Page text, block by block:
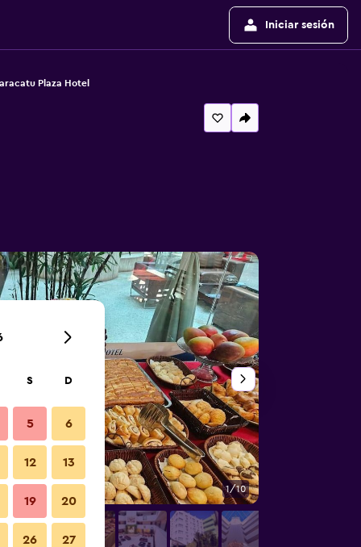
Iniciar sesión
Plaza Hotel
1/10
S D
5 6
12 13
19 20
26 27